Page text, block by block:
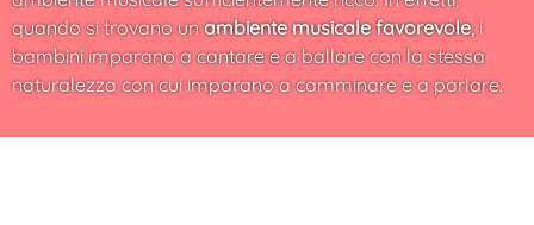
quando si trovano unambiente musicale favorevole, i
bambini imparano a cantare e a ballare con la stessa
naturalezza con cui imparano a camminare e a parlare.